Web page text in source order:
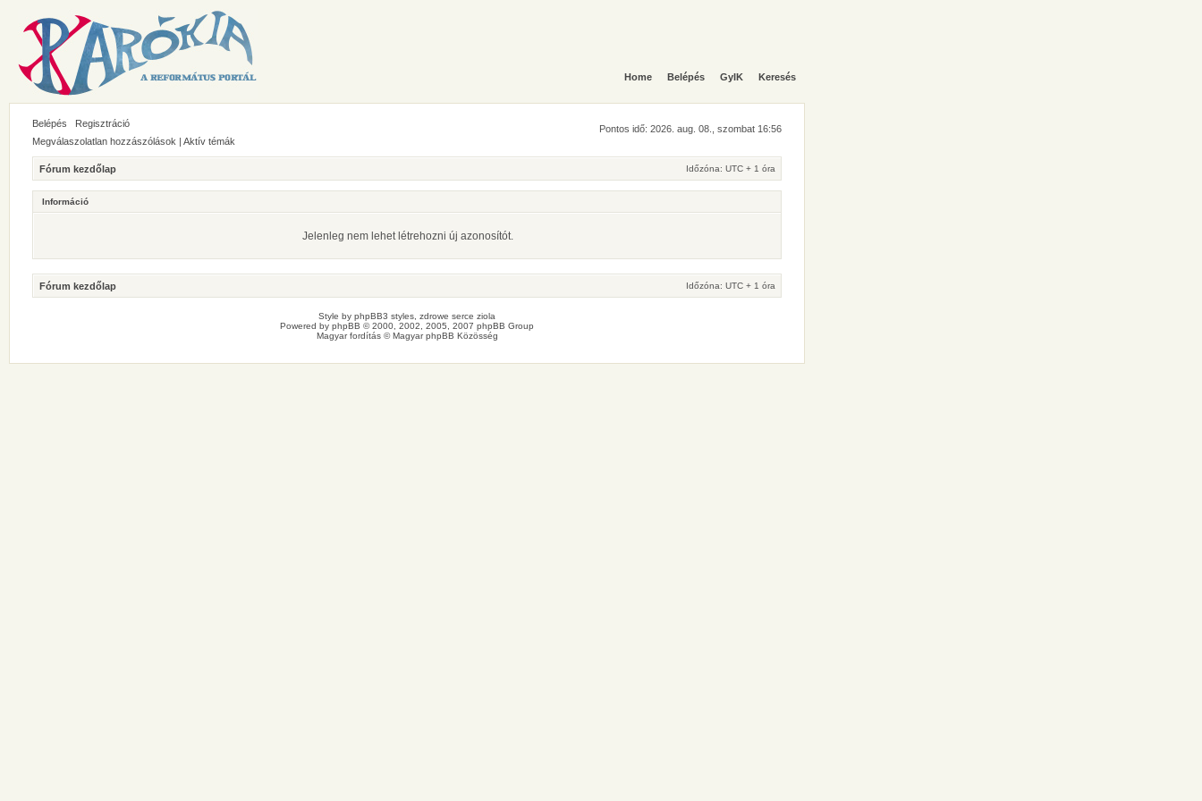
Home Belépés GyIK Keresés
Belépés Regisztráció
Pontos idő: 2026. aug. 08., szombat 16:56
Megválaszolatlan hozzászólások | Aktív témák
Fórum kezdőlap Időzóna: UTC + 1 óra
Információ
Jelenleg nem lehet létrehozni új azonosítót.
Fórum kezdőlap Időzóna: UTC + 1 óra
Style by phpBB3 styles , zdrowe serce ziola
Powered by phpBB © 2000, 2002, 2005, 2007 phpBB Group
Magyar fordítás ©Magyar phpBB Közösség